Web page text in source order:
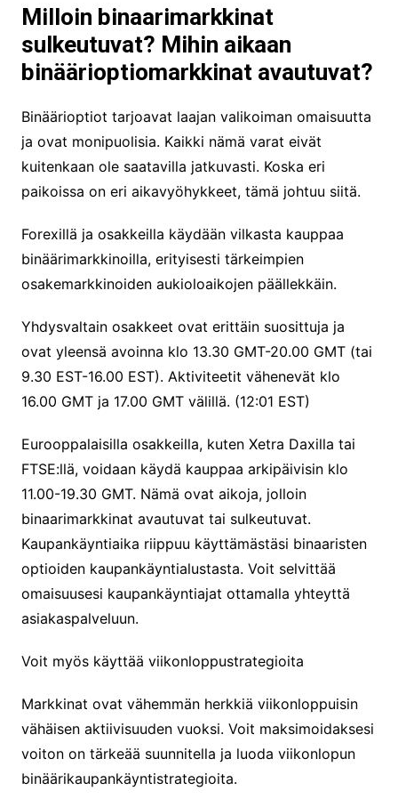
Milloin binaarimarkkinat
sulkeutuvat? Mihin aikaan
binäärioptiomarkkinat avautuvat?
Binäärioptiot tarjoavat laajan valikoiman omaisuutta
ja ovat monipuolisia. Kaikki nämä varat eivät
kuitenkaan ole saatavilla jatkuvasti. Koska eri
paikoissa on eri aikavyöhykkeet, tämä johtuu siitä.
Forexillä ja osakkeilla käydään vilkasta kauppaa
binäärimarkkinoilla, erityisesti tärkeimpien
osakemarkkinoiden aukioloaikojen päällekkäin.
Yhdysvaltain osakkeet ovat erittäin suosittuja ja
ovat yleensä avoinna klo 13.30 GMT-20.00 GMT (tai
9.30 EST-16.00 EST). Aktiviteetit vähenevät klo
16.00 GMT ja 17.00 GMT välillä. (12:01 EST)
Eurooppalaisilla osakkeilla, kuten Xetra Daxilla tai
FTSE:llä, voidaan käydä kauppaa arkipäivisin klo
11.00-19.30 GMT. Nämä ovat aikoja, jolloin
binaarimarkkinat avautuvat tai sulkeutuvat.
Kaupankäyntiaika riippuu käyttämästäsi binaaristen
optioiden kaupankäyntialustasta. Voit selvittää
omaisuusesi kaupankäyntiajat ottamalla yhteyttä
asiakaspalveluun.
Voit myös käyttää viikonloppustrategioita
Markkinat ovat vähemmän herkkiä viikonloppuisin
vähäisen aktiivisuuden vuoksi. Voit maksimoidaksesi
voiton on tärkeää suunnitella ja luoda viikonlopun
binäärikaupankäyntistrategioita.